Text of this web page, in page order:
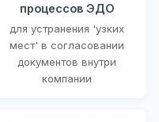
процессов ЭДО
для устранения 'узких
мест' в согласовании
документов внутри
компании